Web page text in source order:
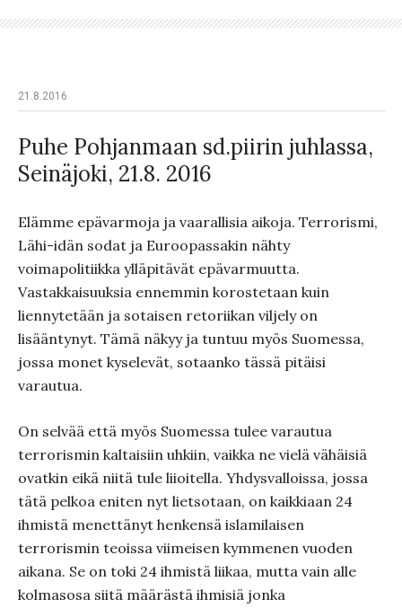
21.8.2016
Puhe Pohjanmaan sd.piirin juhlassa,
Seinäjoki, 21.8. 2016
Elämme epävarmoja ja vaarallisia aikoja. Terrorismi,
Lähi-idän sodat ja Euroopassakin nähty
voimapolitiikka ylläpitävät epävarmuutta.
Vastakkaisuuksia ennemmin korostetaan kuin
liennytetään ja sotaisen retoriikan viljely on
lisääntynyt. Tämä näkyy ja tuntuu myös Suomessa,
jossa monet kyselevät, sotaanko tässä pitäisi
varautua.
On selvää että myös Suomessa tulee varautua
terrorismin kaltaisiin uhkiin, vaikka ne vielä vähäisiä
ovatkin eikä niitä tule liioitella. Yhdysvalloissa, jossa
tätä pelkoa eniten nyt lietsotaan, on kaikkiaan 24
ihmistä menettänyt henkensä islamilaisen
terrorismin teoissa viimeisen kymmenen vuoden
aikana. Se on toki 24 ihmistä liikaa, mutta vain alle
kolmasosa siitä määrästä ihmisiä jonka